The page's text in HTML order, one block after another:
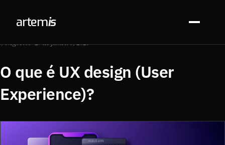
artemis
// Negócios · 27 de janeiro, 2026
O que é UX design (User
Experience)?